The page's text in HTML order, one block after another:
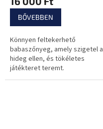
BŐVEBBEN
Könnyen feltekerhető
babaszőnyeg, amely szigetel a
hideg ellen, és tökéletes
játékteret teremt.